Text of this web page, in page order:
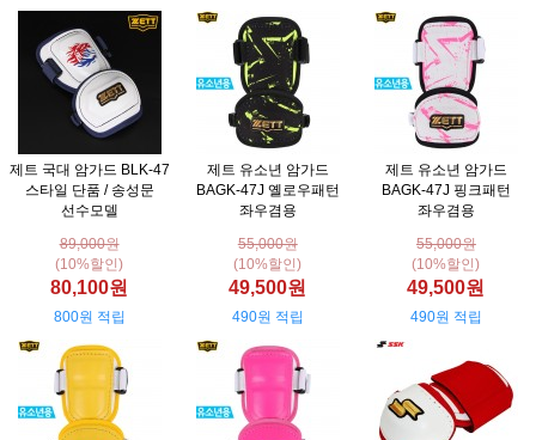
제트 국대 암가드 BLK-47
스타일 단품 / 송성문
선수모델
89,000원
(10%할인)
80,100원
800원 적립
제트 유소년 암가드
BAGK-47J 옐로우패턴
좌우겸용
55,000원
(10%할인)
49,500원
490원 적립
제트 유소년 암가드
BAGK-47J 핑크패턴
좌우겸용
55,000원
(10%할인)
49,500원
490원 적립